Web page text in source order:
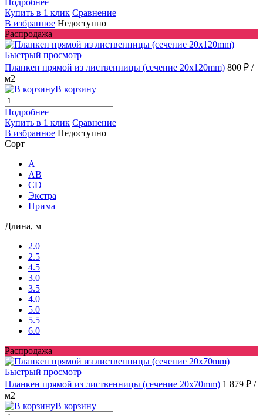
Подробнее
Купить в 1 клик Сравнение
В избранное Недоступно
Распродажа
Быстрый просмотр
Планкен прямой из лиственницы (сечение 20х120mm) 800 ₽ /
м2
В корзину
Подробнее
Купить в 1 клик Сравнение
В избранное Недоступно
Сорт
A
AB
CD
Экстра
Прима
Длина, м
2.0
2.5
4.5
3.0
3.5
4.0
5.0
5.5
6.0
Распродажа
Быстрый просмотр
Планкен прямой из лиственницы (сечение 20х70mm) 1 879 ₽ /
м2
В корзину